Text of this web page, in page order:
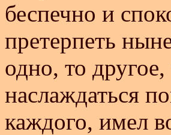
беспечно и
претерпеть
одно, то
наслаждаться
каждого, имел